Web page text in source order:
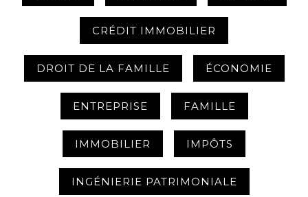
CRÉDIT IMMOBILIER
DROIT DE LA FAMILLE ÉCONOMIE
ENTREPRISE FAMILLE
IMMOBILIER IMPÔTS
INGÉNIERIE PATRIMONIALE